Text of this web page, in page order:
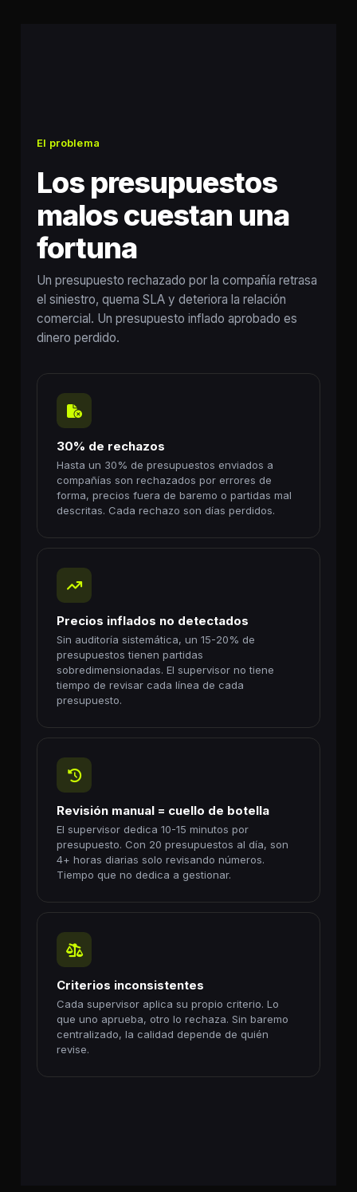
El problema
Los presupuestos
malos cuestan una
fortuna
Un presupuesto rechazado por la compañía retrasa
el siniestro, quema SLA y deteriora la relación
comercial. Un presupuesto inflado aprobado es
dinero perdido.
30% de rechazos
Hasta un 30% de presupuestos enviados a
compañías son rechazados por errores de
forma, precios fuera de baremo o partidas mal
descritas. Cada rechazo son días perdidos.
Precios inflados no detectados
Sin auditoría sistemática, un 15-20% de
presupuestos tienen partidas
sobredimensionadas. El supervisor no tiene
tiempo de revisar cada línea de cada
presupuesto.
Revisión manual = cuello de botella
El supervisor dedica 10-15 minutos por
presupuesto. Con 20 presupuestos al día, son
4+ horas diarias solo revisando números.
Tiempo que no dedica a gestionar.
Criterios inconsistentes
Cada supervisor aplica su propio criterio. Lo
que uno aprueba, otro lo rechaza. Sin baremo
centralizado, la calidad depende de quién
revise.